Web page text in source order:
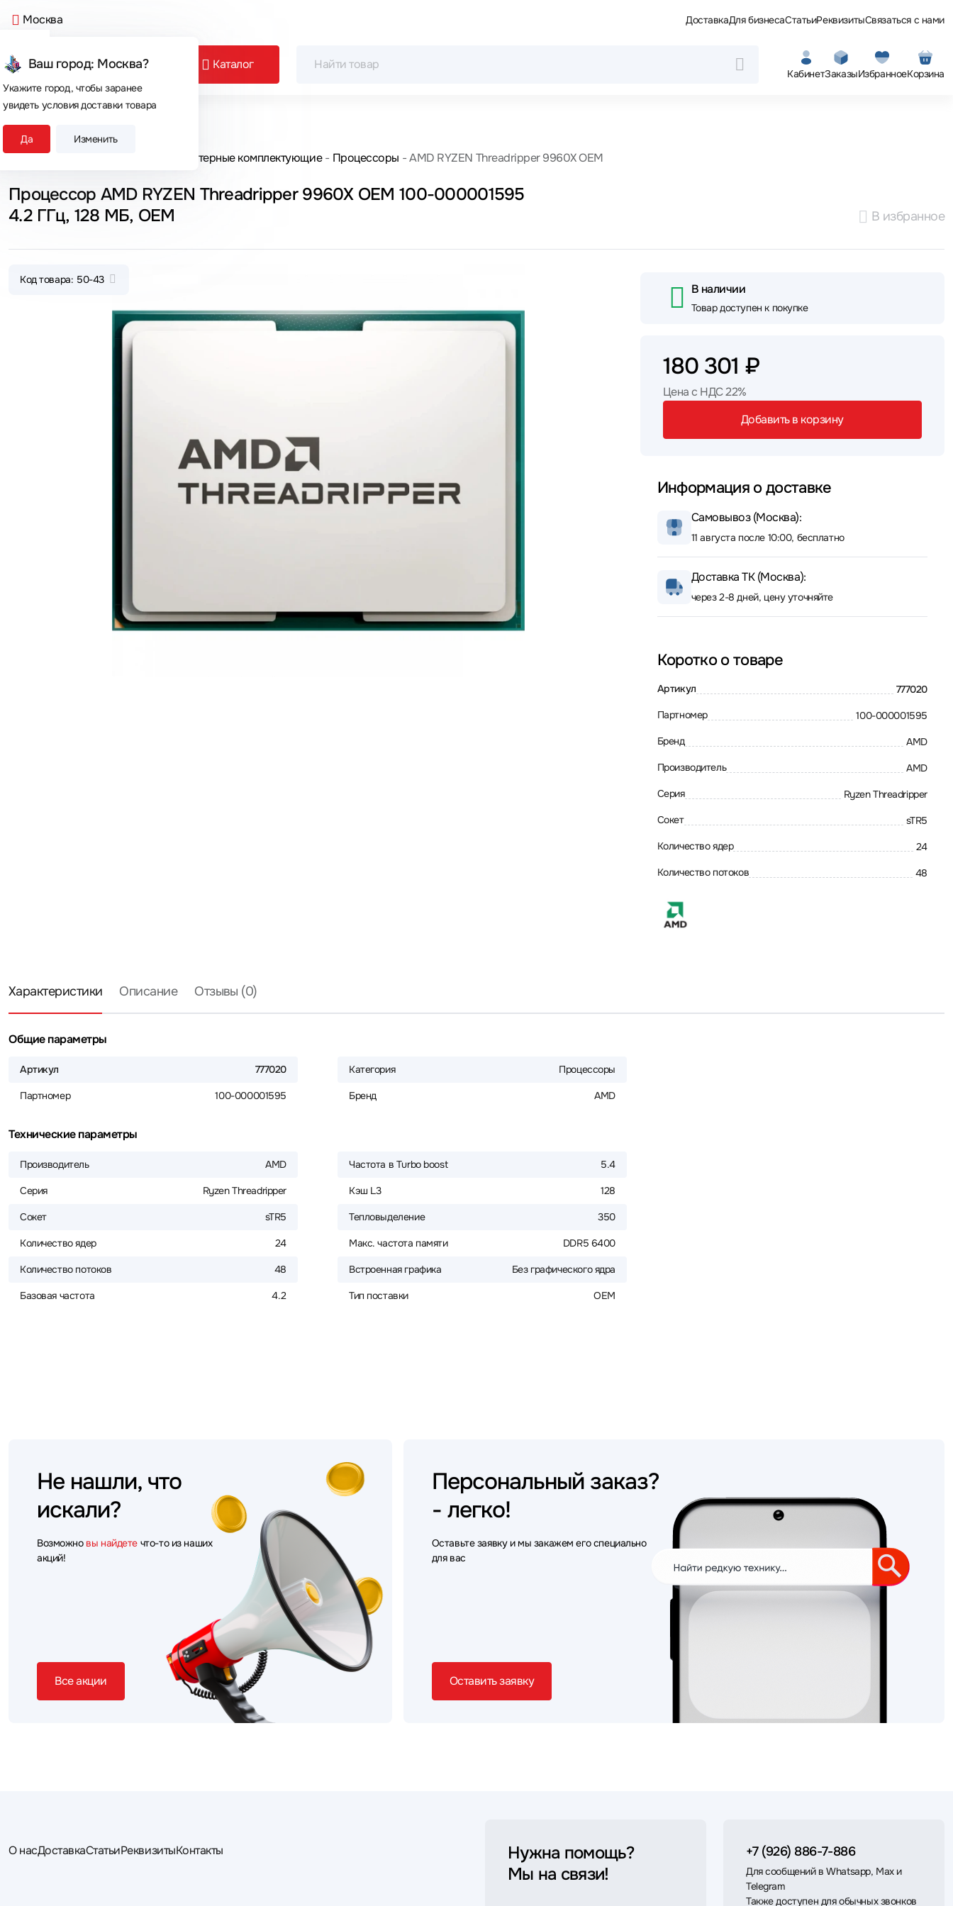
Москва
Ваш город: Москва?
Укажите город, чтобы заранее
увидеть условия доставки товара
Да Изменить
ДоставкаДля бизнесаСтатьиРеквизитыСвязаться с нами
Каталог
КабинетЗаказыИзбранноеКорзина
Сегодня покупают
Главная Компьютерные комплектующие Процессоры AMD RYZEN Threadripper 9960X OEM
Процессор AMD RYZEN Threadripper 9960X OEM 100-000001595
4.2 ГГц, 128 МБ, OEM
В избранное
Код товара: 50-43
В наличии
Товар доступен к покупке
180 301 ₽
Цена с НДС 22%
Добавить в корзину
Информация о доставке
Самовывоз (Москва):
11 августа после 10:00, бесплатно
Доставка ТК (Москва):
через 2-8 дней, цену уточняйте
Коротко о товаре
Артикул 777020
Партномер 100-000001595
Бренд AMD
Производитель AMD
Серия Ryzen Threadripper
Сокет sTR5
Количество ядер 24
Количество потоков 48
Характеристики Описание Отзывы (0)
Общие параметры
Артикул 777020
Партномер 100-000001595
Категория Процессоры
Бренд AMD
Технические параметры
Производитель AMD
Серия Ryzen Threadripper
Сокет sTR5
Количество ядер 24
Количество потоков 48
Базовая частота 4.2
Частота в Turbo boost 5.4
Кэш L3 128
Тепловыделение 350
Макс. частота памяти DDR5 6400
Встроенная графика Без графического ядра
Тип поставки OEM
Не нашли, что
искали?
Возможно вы найдете что-то из наших
акций!
Все акции
Персональный заказ?
- легко!
Оставьте заявку и мы закажем его специально
для вас
Оставить заявку
О насДоставкаСтатьиРеквизитыКонтакты
Нужна помощь?
Мы на связи!
+7 (926) 886-7-886
Для сообщений в Whatsapp, Max и
Telegram
Также доступен для обычных звонков